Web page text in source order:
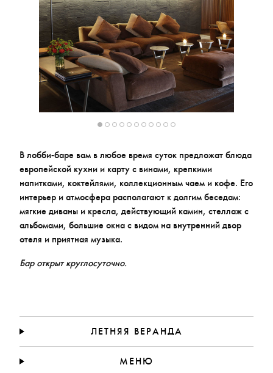
В лобби-баре вам в любое время суток предложат блюда
европейской кухни и карту с винами, крепкими
напитками, коктейлями, коллекционным чаем и кофе. Его
интерьер и атмосфера располагают к долгим беседам:
мягкие диваны и кресла, действующий камин, стеллаж с
альбомами, большие окна с видом на внутренний двор
отеля и приятная музыка.
Бар открыт круглосуточно.
ЛЕТНЯЯ ВЕРАНДА
МЕНЮ